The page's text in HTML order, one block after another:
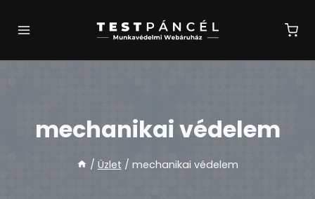
mechanikai védelem
/ Üzlet / mechanikai védelem